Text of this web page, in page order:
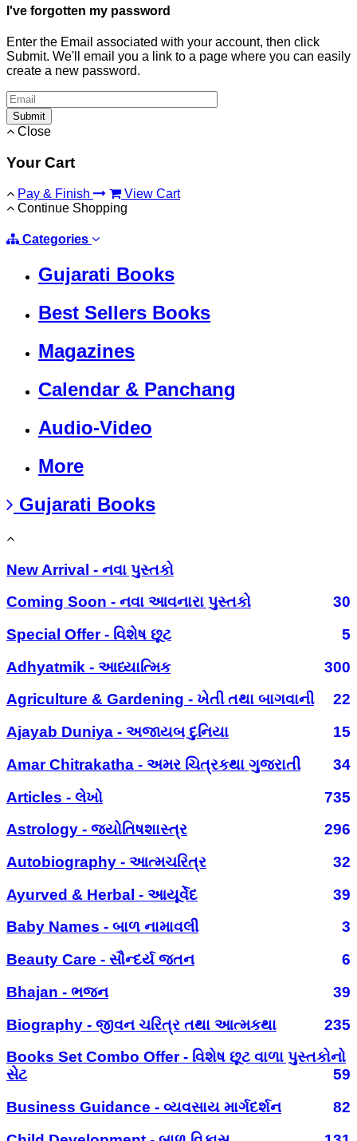
I've forgotten my password
Enter the Email associated with your account, then click
Submit. We'll email you a link to a page where you can easily
create a new password.
Submit
Close
Your Cart
Pay & Finish
View Cart
Continue Shopping
Categories
Gujarati Books
Best Sellers Books
Magazines
Calendar & Panchang
Audio-Video
More
Gujarati Books
New Arrival - નવા પુસ્તકો
Coming Soon - નવા આવનારા પુસ્તકો
30
Special Offer - વિશેષ છૂટ
5
Adhyatmik - આધ્યાત્મિક
300
Agriculture & Gardening - ખેતી તથા બાગવાની
22
Ajayab Duniya - અજાયબ દુનિયા
15
Amar Chitrakatha - અમર ચિત્રકથા ગુજરાતી
34
Articles - લેખો
735
Astrology - જ્યોતિષશાસ્ત્ર
296
Autobiography - આત્મચરિત્ર
32
Ayurved & Herbal - આયૂર્વેદ
39
Baby Names - બાળ નામાવલી
3
Beauty Care - સૌન્દર્ય જતન
6
Bhajan - ભજન
39
Biography - જીવન ચરિત્ર તથા આત્મકથા
235
Books Set Combo Offer - વિશેષ છૂટ વાળા પુસ્તકોનો
સેટ
59
Business Guidance - વ્યવસાય માર્ગદર્શન
82